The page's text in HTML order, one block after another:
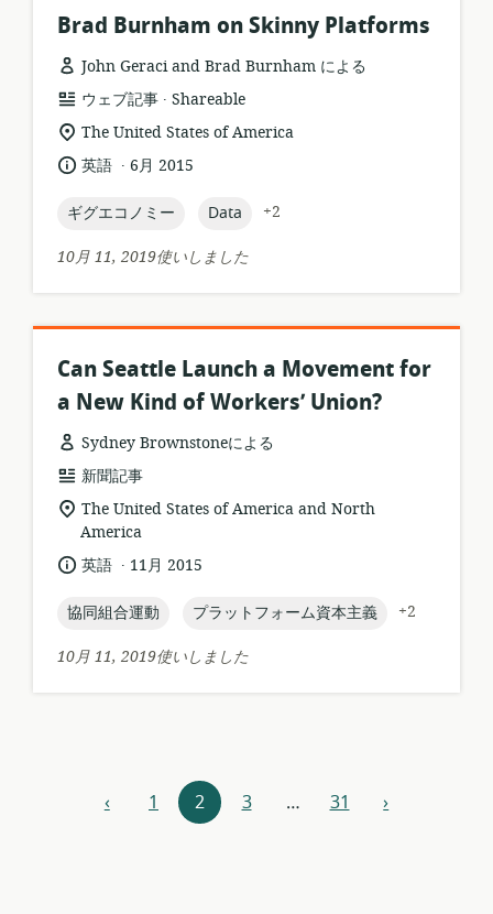
Brad Burnham on Skinny Platforms
John Geraci and Brad Burnham による
リ
ソ
ー
ス
ォ
マ
ウェブ記事 .
公
開
者:
Shareable
関
連
す
る
ロ
ケ
ー
シ
The United States of America
言 英語 .
公
日:
6月 2015
topic:
ギグエコノミー topic:
Data
+2
10月 11, 2019使いしました
Can Seattle Launch a Movement for
a New Kind of Workers’ Union?
Sydney Brownstoneによる
リ
ソ
ー
ス
フ
ー
ッ
新聞記事
関
連
す
る
ロ
ケ
ー
シ
ョ
The United States of America and North
America
言 英語 .
公
日:
11月 2015
topic:
協同組合運動 topic:
プラットフォーム資本主義
+2
10月 11, 2019使いしました
‹前 1 2 3 … 31 次
›